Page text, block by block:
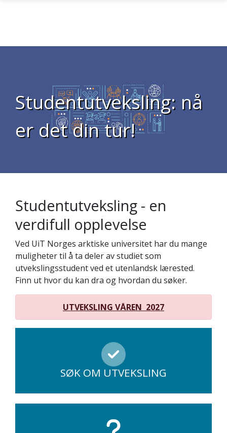
Studentutveksling: nå
er det din tur!
Studentutveksling - en
verdifull opplevelse
Ved UiT Norges arktiske universitet har du mange
muligheter til å ta deler av studiet som
utvekslingsstudent ved et utenlandsk lærested.
Finn ut hvor du kan dra og hvordan du søker.
UTVEKSLING VÅREN 2027
SØK OM UTVEKSLING